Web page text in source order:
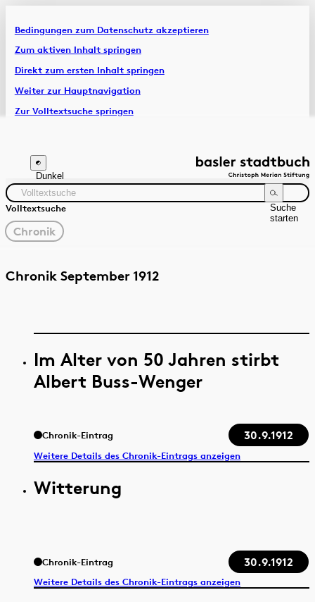
Bedingungen zum Datenschutz akzeptieren
Zum aktiven Inhalt springen
Direkt zum ersten Inhalt springen
Weiter zur Hauptnavigation
Zur Volltextsuche springen
Artikel & Dossiers
Chronik
Dunkel
Volltextsuche
Suche
starten
gewählter
Filter
Chronik
Quelle Zeitraum
Chronik September 1912
Im Alter von 50 Jahren stirbt
Albert Buss-Wenger
Chronik-Eintrag 30.9.1912
Weitere Details des Chronik-Eintrags anzeigen
Witterung
Chronik-Eintrag 30.9.1912
Weitere Details des Chronik-Eintrags anzeigen